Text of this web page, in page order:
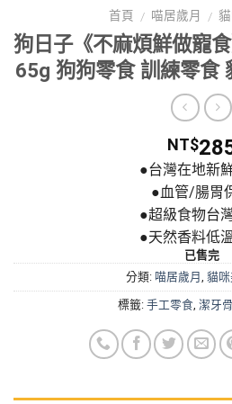
首頁 / 喵居歲月 /
狗日子《不麻煩鮮做寵
65g 狗狗零食 訓練零食
NT$
●台灣在地新
●血管/腸胃
●超級食物台
●天然香料低
已售完
分類: 喵居歲月 貓
標籤: 手工零食 潔牙骨